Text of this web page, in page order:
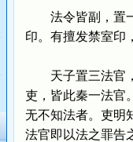
法令皆副，置一
印。有擅发禁室印
天子置三法官，
吏，皆此秦一法官
无不知法者。吏明
法官即以法之罪告